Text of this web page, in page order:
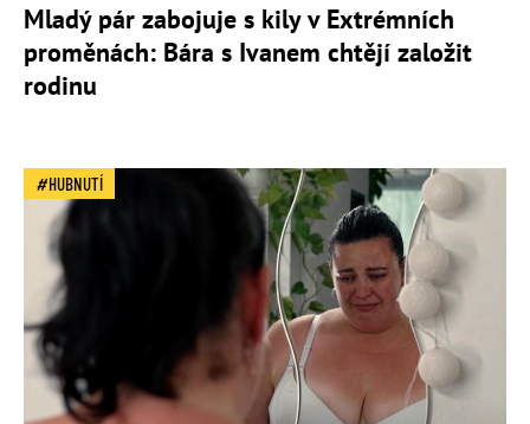
Mladý pár zabojuje s kily v Extrémních
proměnách: Bára s Ivanem chtějí založit
rodinu
HUBNUTÍ